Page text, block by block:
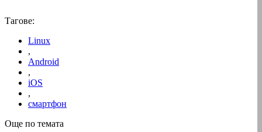
Тагове:
Linux
,
Android
,
iOS
,
смартфон
Още по темата